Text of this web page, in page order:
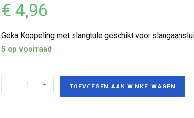
€ 4,96
Geka Koppeling met slangtule geschikt voor
5 op voorraad
- + TOEVOEGEN AAN WINKELWAGEN